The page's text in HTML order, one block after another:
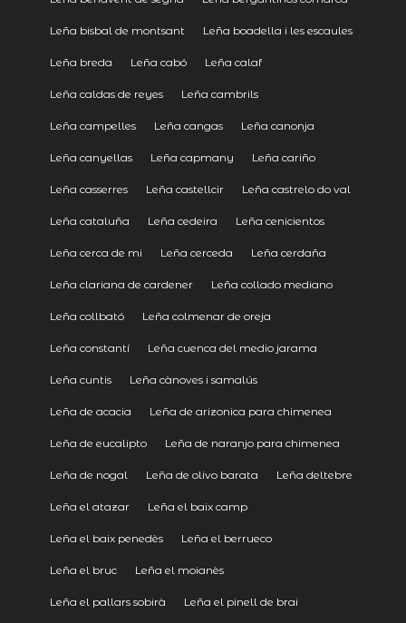
Leña bisbal de montsant Leña boadella i les escaules
Leña breda Leña cabó Leña calaf
Leña caldas de reyes Leña cambrils
Leña campelles Leña cangas Leña canonja
Leña canyellas Leña capmany Leña cariño
Leña casserres Leña castellcir Leña castrelo do val
Leña cataluña Leña cedeira Leña cenicientos
Leña cerca de mi Leña cerceda Leña cerdaña
Leña clariana de cardener Leña collado mediano
Leña collbató Leña colmenar de oreja
Leña constantí Leña cuenca del medio jarama
Leña cuntis Leña cànoves i samalús
Leña de acacia Leña de arizonica para chimenea
Leña de eucalipto Leña de naranjo para chimenea
Leña de nogal Leña de olivo barata Leña deltebre
Leña el atazar Leña el baix camp
Leña el baix penedès Leña el berrueco
Leña el bruc Leña el moianès
Leña el pallars sobirà Leña el pinell de brai